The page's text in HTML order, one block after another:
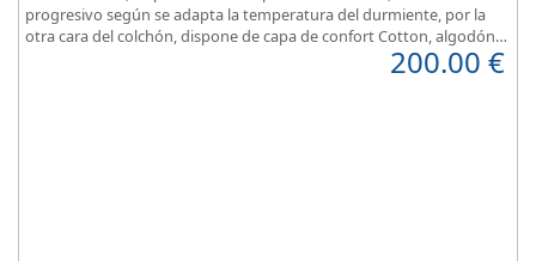
progresivo según se adapta la temperatura del durmiente, por la
otra cara del colchón, dispone de capa de confort Cotton, algodón
100% que brinda una sensación de confort inmediata.200.00 €